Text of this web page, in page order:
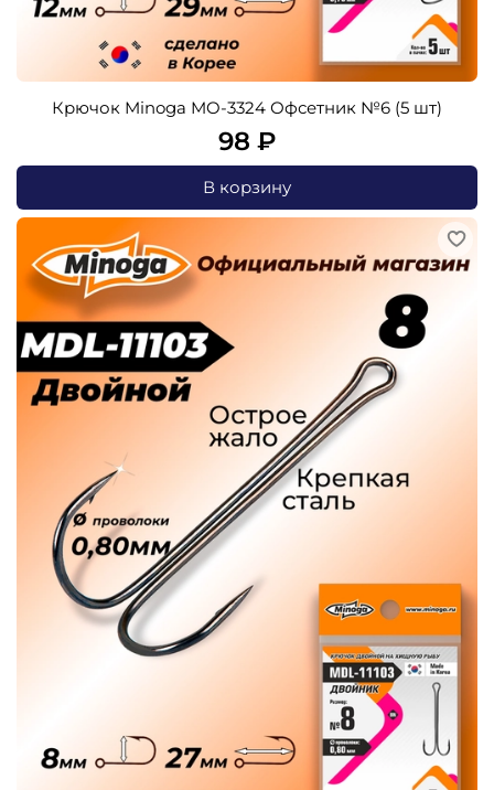
Крючок Minoga MO-3324 Офсетник №6 (5 шт)
98 ₽
В корзину